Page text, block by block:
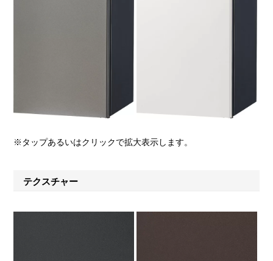
※タップあるいはクリックで拡大表示します。
テクスチャー